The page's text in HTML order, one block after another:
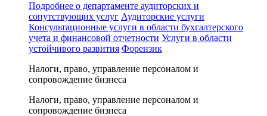
Подробнее о департаменте аудиторских и
сопутствующих услуг Аудиторские услуги
Консультационные услуги в области бухгалтерского
учета и финансовой отчетности Услуги в области
устойчивого развития Форензик
Налоги, право, управление персоналом и
сопровождение бизнеса
Налоги, право, управление персоналом и
сопровождение бизнеса